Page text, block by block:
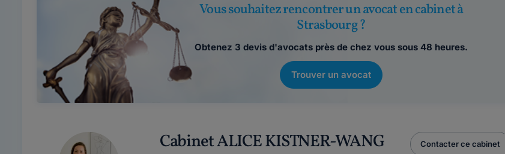
Vous souhaitez rencontrer un avocat en cabinet à
Strasbourg ?
Obtenez 3 devis d'avocats près de chez vous sous 48 heures.
Trouver un avocat
Cabinet ALICE KISTNER-WANG Contacter ce cabinet